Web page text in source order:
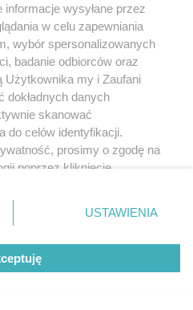
wysyłane przez
w celu zapewniania
wybór spersonalizowanych
badanie odbiorców oraz
Użytkownika my i Zaufani
dokładnych danych
skanować
do celów identyfikacji.
prosimy o zgodę na
poprzez kliknięcie
ustawień prywatności
rogu strony
nie wymagają zgody
sprzeciwić się takiemu
miały zastosowanie tylko
USTAWIENIA